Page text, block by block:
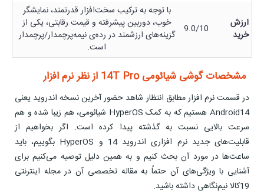
ارزش
خرید
9.0/10
با توجه به ترکیب سخت‌افزار قدرتمند، نمایشگر
خوب، دوربین پیشرفته و قیمت رقابتی، یکی از
گزینه‌های ارزشمند در رده‌ی نیمه‌پرچمدار/پرچمدار
است.
مشخصات گوشی شیائومی 14T Pro از نظر نرم افزار
در قسمت نرم افزار مطابق انتظار شاهد حضور آخرین نسخه اندروید یعنی
Android14 هستیم که به کمک HyperOS شیائومی، هم زیبا شده و هم
سرعت بالایی نسبت به گذشته پیدا کرده است. اگر بخواهیم از
قابلیت‌های جدید نرم افزاری اندروید 14 و HyperOS بگوییم، باید
ساعت‌ها در مورد آن بحث کنیم و به همین دلیل توصیه می‌کنیم برای
آشنایی با ویژگی‌های آن حتماً به مقاله تخصصی آن در مجله اینترنتی
19کالا نیم‌نگاهی داشته باشید.